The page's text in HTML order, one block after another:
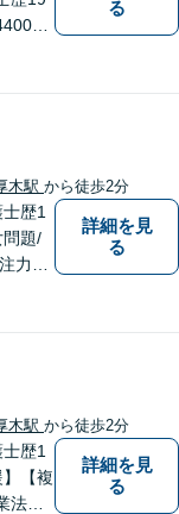
件
る
木駅 から徒歩2分
歴1
問題/
力】
。
詳細を見
る
木駅 から徒歩2分
歴1
【複
法
詳細を見
る